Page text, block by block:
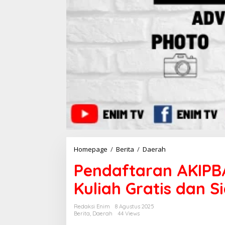
Homepage / Berita / Daerah
n
d
a
f
Pendaftaran
Kuliah Gratis dan
Redaksi Enim
8 Agustus 2025
Berita Daerah 44 Views